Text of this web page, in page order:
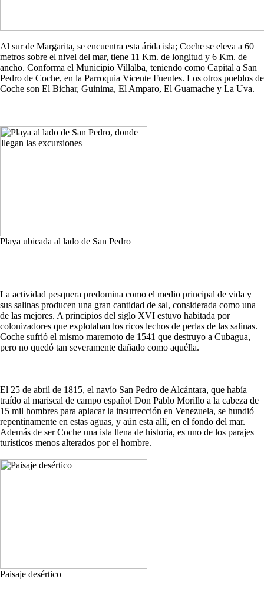
Al sur de Margarita, se encuentra esta árida isla; Coche se eleva a 60
metros sobre el nivel del mar, tiene 11 Km. de longitud y 6 Km. de
ancho. Conforma el Municipio Villalba, teniendo como Capital a San
Pedro de Coche, en la Parroquia Vicente Fuentes. Los otros pueblos de
Coche son El Bichar, Guinima, El Amparo, El Guamache y La Uva.
Playa ubicada al lado de San Pedro
La actividad pesquera predomina como el medio principal de vida y
sus salinas producen una gran cantidad de sal, considerada como una
de las mejores. A principios del siglo XVI estuvo habitada por
colonizadores que explotaban los ricos lechos de perlas de las salinas.
Coche sufrió el mismo maremoto de 1541 que destruyo a Cubagua,
pero no quedó tan severamente dañado como aquélla.
El 25 de abril de 1815, el navío San Pedro de Alcántara, que había
traído al mariscal de campo español Don Pablo Morillo a la cabeza de
15 mil hombres para aplacar la insurrección en Venezuela, se hundió
repentinamente en estas aguas, y aún esta allí, en el fondo del mar.
Además de ser Coche una isla llena de historia, es uno de los parajes
turísticos menos alterados por el hombre.
Paisaje desértico